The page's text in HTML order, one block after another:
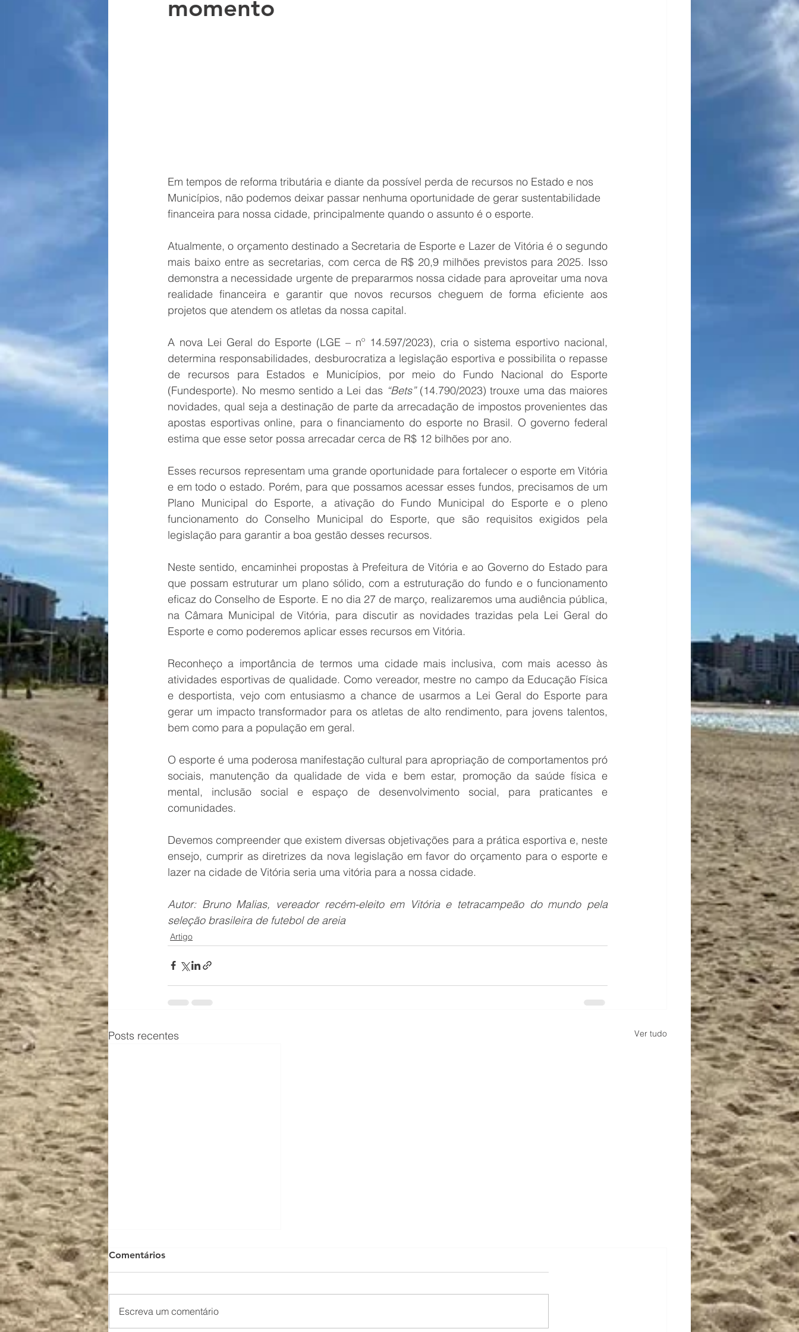
momento
Em tempos de reforma tributária e diante da possível perda de recursos no Estado e nos
Municípios, não podemos deixar passar nenhuma oportunidade de gerar sustentabilidade
financeira para nossa cidade, principalmente quando o assunto é o esporte.
Atualmente, o orçamento destinado a Secretaria de Esporte e Lazer de Vitória é o segundo
mais baixo entre as secretarias, com cerca de R$ 20,9 milhões previstos para 2025. Isso
demonstra a necessidade urgente de prepararmos nossa cidade para aproveitar uma nova
realidade financeira e garantir que novos recursos cheguem de forma eficiente aos
projetos que atendem os atletas da nossa capital.
A nova Lei Geral do Esporte (LGE – nº 14.597/2023), cria o sistema esportivo nacional,
determina responsabilidades, desburocratiza a legislação esportiva e possibilita o repasse
de recursos para Estados e Municípios, por meio do Fundo Nacional do Esporte
(Fundesporte). No mesmo sentido a Lei das “Bets” (14.790/2023) trouxe uma das maiores
novidades, qual seja a destinação de parte da arrecadação de impostos provenientes das
apostas esportivas online, para o financiamento do esporte no Brasil. O governo federal
estima que esse setor possa arrecadar cerca de R$ 12 bilhões por ano.
Esses recursos representam uma grande oportunidade para fortalecer o esporte em Vitória
e em todo o estado. Porém, para que possamos acessar esses fundos, precisamos de um
Plano Municipal do Esporte, a ativação do Fundo Municipal do Esporte e o pleno
funcionamento do Conselho Municipal do Esporte, que são requisitos exigidos pela
legislação para garantir a boa gestão desses recursos.
Neste sentido, encaminhei propostas à Prefeitura de Vitória e ao Governo do Estado para
que possam estruturar um plano sólido, com a estruturação do fundo e o funcionamento
eficaz do Conselho de Esporte. E no dia 27 de março, realizaremos uma audiência pública,
na Câmara Municipal de Vitória, para discutir as novidades trazidas pela Lei Geral do
Esporte e como poderemos aplicar esses recursos em Vitória.
Reconheço a importância de termos uma cidade mais inclusiva, com mais acesso às
atividades esportivas de qualidade. Como vereador, mestre no campo da Educação Física
e desportista, vejo com entusiasmo a chance de usarmos a Lei Geral do Esporte para
gerar um impacto transformador para os atletas de alto rendimento, para jovens talentos,
bem como para a população em geral.
O esporte é uma poderosa manifestação cultural para apropriação de comportamentos pró
sociais, manutenção da qualidade de vida e bem estar, promoção da saúde física e
mental, inclusão social e espaço de desenvolvimento social, para praticantes e
comunidades.
Devemos compreender que existem diversas objetivações para a prática esportiva e, neste
ensejo, cumprir as diretrizes da nova legislação em favor do orçamento para o esporte e
lazer na cidade de Vitória seria uma vitória para a nossa cidade.
Autor: Bruno Malias, vereador recém-eleito em Vitória e tetracampeão do mundo pela
seleção brasileira de futebol de areia
Artigo
Posts recentes Ver tudo
Comentários
Escreva um comentário